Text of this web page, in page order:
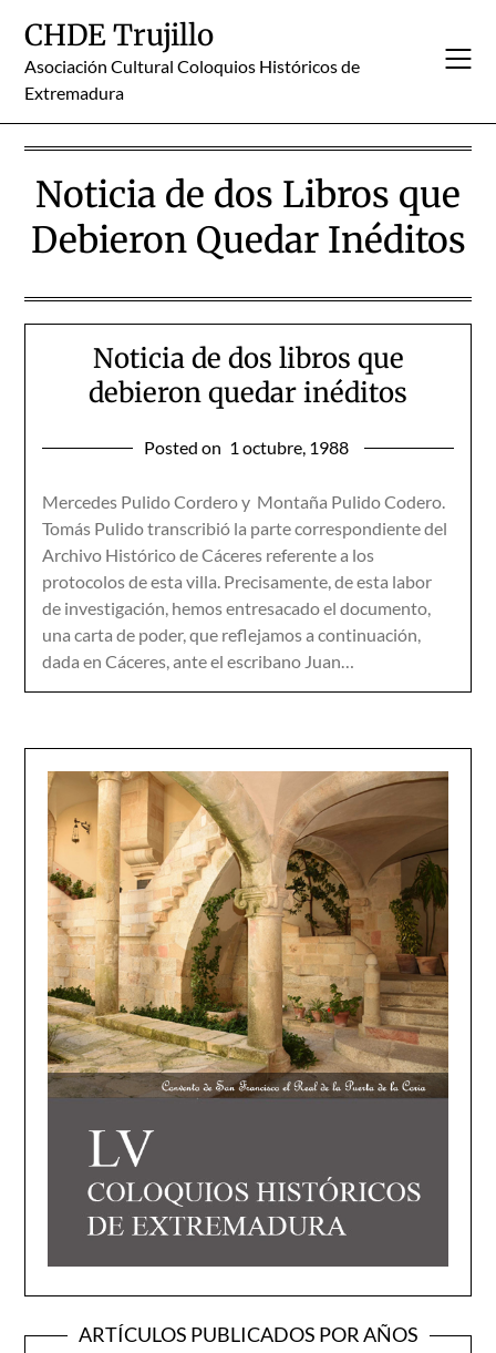
content
CHDE Trujillo
Asociación Cultural Coloquios Históricos de
Extremadura
Noticia de dos Libros que
Debieron Quedar Inéditos
Noticia de dos libros que
debieron quedar inéditos
Posted on 1 octubre, 1988
Mercedes Pulido Cordero y Montaña Pulido Codero.
Tomás Pulido transcribió la parte correspondiente del
Archivo Histórico de Cáceres referente a los
protocolos de esta villa. Precisamente, de esta labor
de investigación, hemos entresacado el documento,
una carta de poder, que reflejamos a continuación,
dada en Cáceres, ante el escribano Juan…
ARTÍCULOS PUBLICADOS POR AÑOS